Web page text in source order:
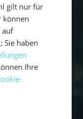
man in
gilt nur für
können
auf
Sie haben
Ihre